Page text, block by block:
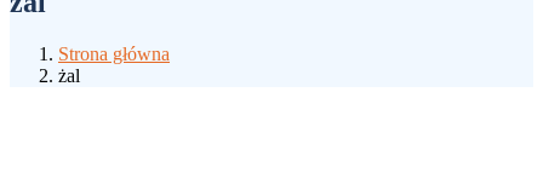
Strona główna
żal